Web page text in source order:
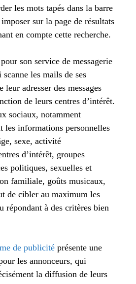
les mots tapés dans la barre
sur la page de résultats
en compte cette recherche.
son service de messagerie
les mails de ses
adresser des messages
de leurs centres d’intérêt.
sociaux, notamment
les informations personnelles
sexe, activité
d’intérêt, groupes
politiques, sexuelles et
familiale, goûts musicaux,
de cibler au maximum les
répondant à des critères bien
de publicité présente une
les annonceurs, qui
la diffusion de leurs